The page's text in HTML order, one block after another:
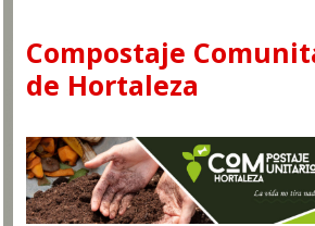
to
content
Compostaje
de Hortaleza